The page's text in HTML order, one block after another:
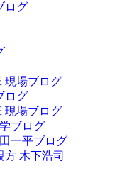
ログ
現場ブログ
ログ
現場ブログ
ブログ
一平ブログ
木下浩司